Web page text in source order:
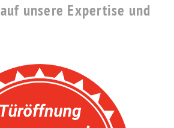
unsere Expertise und